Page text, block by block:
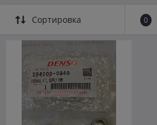
Сортировка 0